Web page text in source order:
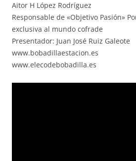
Aitor H López Rodríguez
Responsable de «Objetivo Pasión»
exclusiva al mundo cofrade
Presentador: Juan José Ruiz Galeote
www.bobadillaestacion.es
www.elecodebobadilla.es